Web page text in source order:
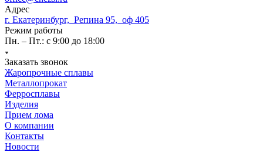
Адрес
г. Екатеринбург, Репина 95, оф 405
Режим работы
Пн. – Пт.: с 9:00 до 18:00
Заказать звонок
Жаропрочные сплавы
Металлопрокат
Ферросплавы
Изделия
Прием лома
О компании
Контакты
Новости